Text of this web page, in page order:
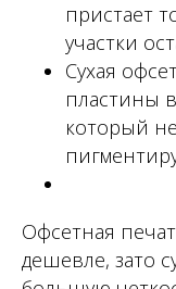
пристает
участки
Сухая
пластины
который
Офсетная
дешевле, зато